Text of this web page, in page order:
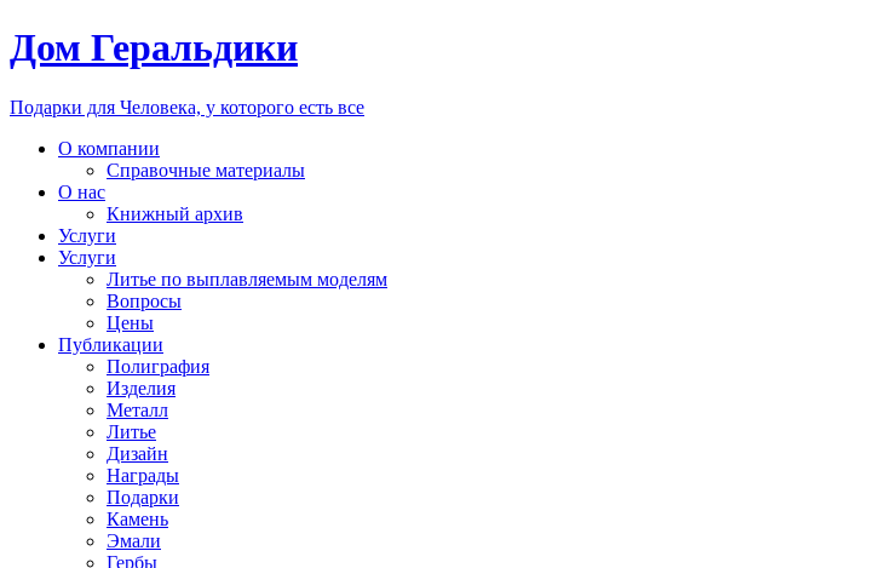
Дом Геральдики
Подарки для Человека, у которого есть все
О компании
Справочные материалы
О нас
Книжный архив
Услуги
Услуги
Литье по выплавляемым моделям
Вопросы
Цены
Публикации
Полиграфия
Изделия
Металл
Литье
Дизайн
Награды
Подарки
Камень
Эмали
Гербы